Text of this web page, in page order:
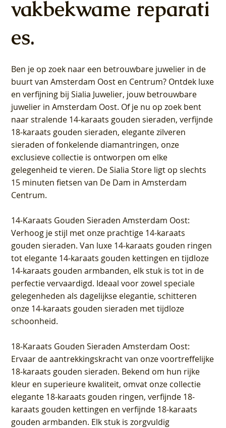
vakbekwame reparati
es.
Ben je op zoek naar een betrouwbare juwelier in de
buurt van Amsterdam Oost en Centrum? Ontdek luxe
en verfijning bij Sialia Juwelier, jouw betrouwbare
juwelier in Amsterdam Oost. Of je nu op zoek bent
naar stralende 14-karaats gouden sieraden, verfijnde
18-karaats gouden sieraden, elegante zilveren
sieraden of fonkelende diamantringen, onze
exclusieve collectie is ontworpen om elke
gelegenheid te vieren. De Sialia Store ligt op slechts
15 minuten fietsen van De Dam in Amsterdam
Centrum.
14-Karaats Gouden Sieraden Amsterdam Oost:
Verhoog je stijl met onze prachtige 14-karaats
gouden sieraden. Van luxe 14-karaats gouden ringen
tot elegante 14-karaats gouden kettingen en tijdloze
14-karaats gouden armbanden, elk stuk is tot in de
perfectie vervaardigd. Ideaal voor zowel speciale
gelegenheden als dagelijkse elegantie, schitteren
onze 14-karaats gouden sieraden met tijdloze
schoonheid.
18-Karaats Gouden Sieraden Amsterdam Oost:
Ervaar de aantrekkingskracht van onze voortreffelijke
18-karaats gouden sieraden. Bekend om hun rijke
kleur en superieure kwaliteit, omvat onze collectie
elegante 18-karaats gouden ringen, verfijnde 18-
karaats gouden kettingen en verfijnde 18-karaats
gouden armbanden. Elk stuk is zorgvuldig